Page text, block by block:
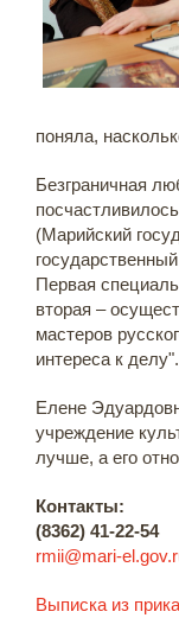
поняла,
Безграничная
(Марийский
Первая
вторая –
мастеров
интереса к делу".
Елене
учреждение
лучше, а его
Контакты:
(8362) 41-22-54
rmii@mari-
Выписка из